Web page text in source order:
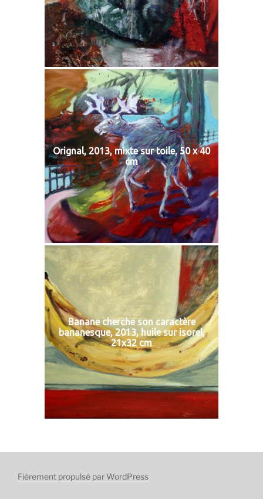
Orignal, 2013, mixte sur toile, 50 x 40
cm
Banane cherche son caractère
bananesque, 2013, huile sur isorel,
21x32 cm
Fièrement propulsé par WordPress